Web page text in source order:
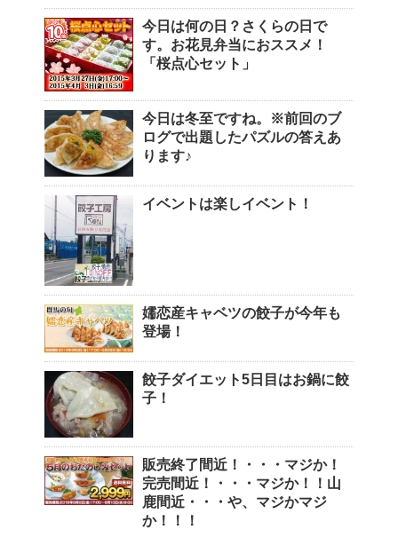
今日は何の日？さくらの日で
す。お花見弁当におススメ！
「桜点心セット」
今日は冬至ですね。※前回のブ
ログで出題したパズルの答えあ
ります♪
イベントは楽しイベント！
嬬恋産キャベツの餃子が今年も
登場！
餃子ダイエット5日目はお鍋に餃
子！
販売終了間近！・・・マジか！
完売間近！・・・マジか！！山
鹿間近・・・や、マジかマジ
か！！！